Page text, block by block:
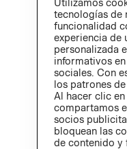
Utilizamos
tecnologías de
funcionalidad
experiencia de
personalizada
informativos
sociales. Con
los patrones
Al hacer clic en
compartamos
socios
bloquean las
de contenido y